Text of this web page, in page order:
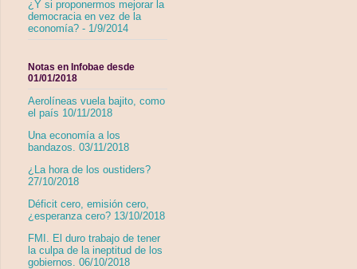
¿Y si proponermos mejorar la
democracia en vez de la
economía? - 1/9/2014
Notas en Infobae desde
01/01/2018
Aerolíneas vuela bajito, como
el país 10/11/2018
Una economía a los
bandazos. 03/11/2018
¿La hora de los oustiders?
27/10/2018
Déficit cero, emisión cero,
¿esperanza cero? 13/10/2018
FMI. El duro trabajo de tener
la culpa de la ineptitud de los
gobiernos. 06/10/2018